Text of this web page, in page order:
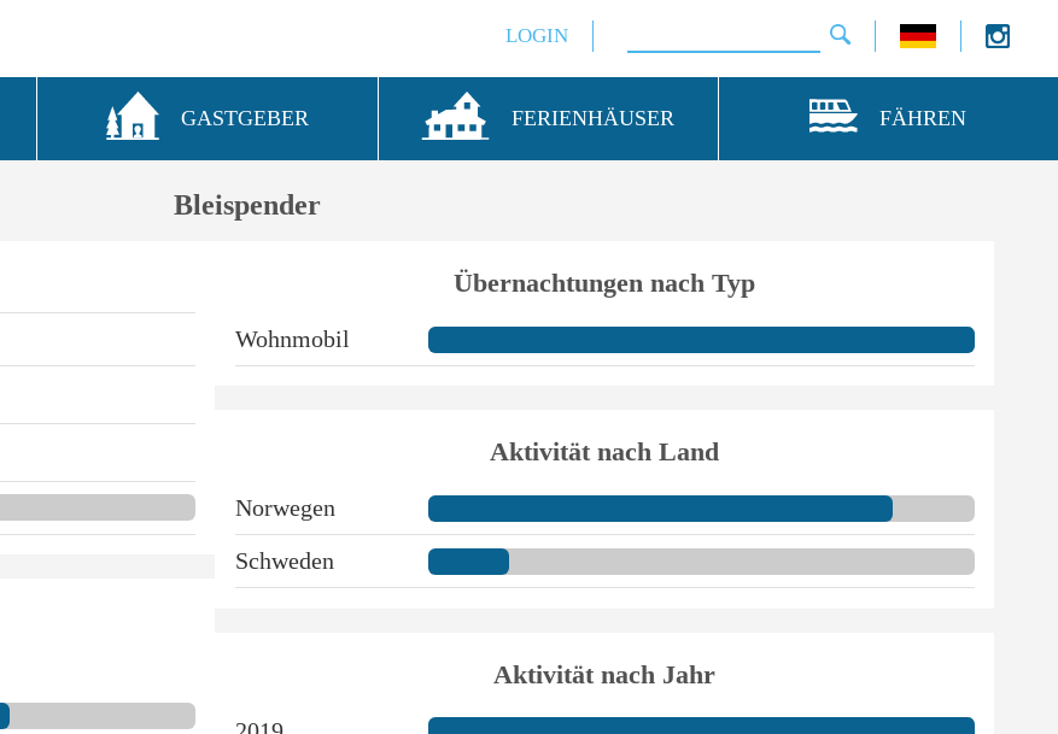
LOGIN
GASTGEBER FERIENHÄUSER FÄHREN
Bleispender
Übernachtungen nach Typ
Wohnmobil
Aktivität nach Land
Norwegen
Schweden
Aktivität nach Jahr